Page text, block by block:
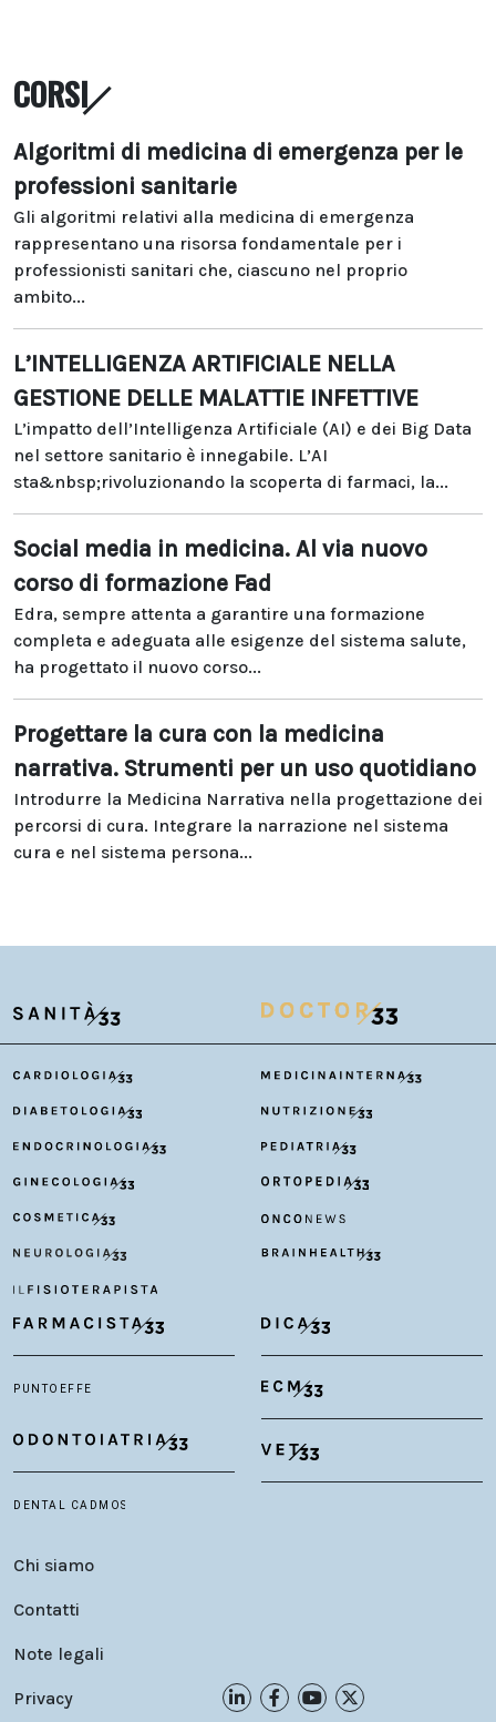
CORSI
Algoritmi di medicina di emergenza per le
professioni sanitarie
Gli algoritmi relativi alla medicina di emergenza
rappresentano una risorsa fondamentale per i
professionisti sanitari che, ciascuno nel proprio
ambito...
L’INTELLIGENZA ARTIFICIALE NELLA
GESTIONE DELLE MALATTIE INFETTIVE
L’impatto dell’Intelligenza Artificiale (AI) e dei Big Data
nel settore sanitario è innegabile. L’AI
sta&nbsp;rivoluzionando la scoperta di farmaci, la...
Social media in medicina. Al via nuovo
corso di formazione Fad
Edra, sempre attenta a garantire una formazione
completa e adeguata alle esigenze del sistema salute,
ha progettato il nuovo corso...
Progettare la cura con la medicina
narrativa. Strumenti per un uso quotidiano
Introdurre la Medicina Narrativa nella progettazione dei
percorsi di cura. Integrare la narrazione nel sistema
cura e nel sistema persona...
Chi siamo
Contatti
Note legali
Privacy